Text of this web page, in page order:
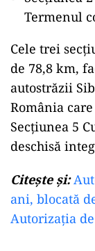
Termenul
Cele trei
de 78,8 km,
autostrăzii
România
Secțiunea 5
deschisă
Citește și:
ani, blocată
Autorizația